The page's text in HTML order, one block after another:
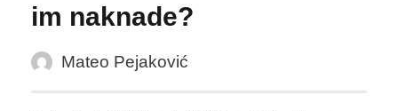
im naknade?
Mateo Pejaković